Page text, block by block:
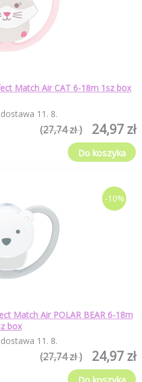
Match Air CAT 6-18m 1sz box
dostawa 11 . 8.
24,97 zł
(27,74 zł )
Do koszyka
-10%
Match Air POLAR BEAR 6-18m
box
dostawa 11 . 8.
24,97 zł
(27,74 zł )
Do koszyka